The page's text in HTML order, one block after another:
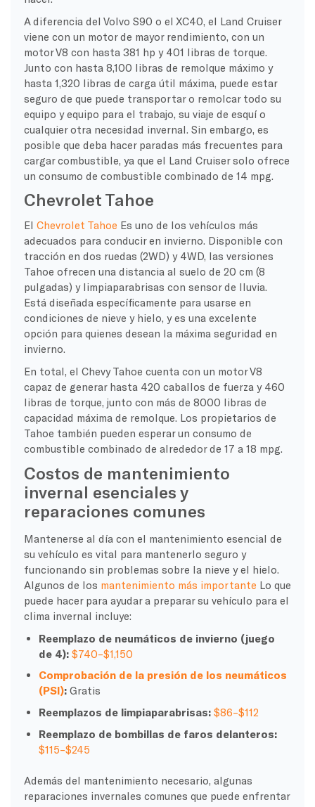
A diferencia del Volvo S90 o el XC40, el Land Cruiser
viene con un motor de mayor rendimiento, con un
motor V8 con hasta 381 hp y 401 libras de torque.
Junto con hasta 8,100 libras de remolque máximo y
hasta 1,320 libras de carga útil máxima, puede estar
seguro de que puede transportar o remolcar todo su
equipo y equipo para el trabajo, su viaje de esquí o
cualquier otra necesidad invernal. Sin embargo, es
posible que deba hacer paradas más frecuentes para
cargar combustible, ya que el Land Cruiser solo ofrece
un consumo de combustible combinado de 14 mpg.
Chevrolet Tahoe
El Chevrolet Tahoe Es uno de los vehículos más
adecuados para conducir en invierno. Disponible con
tracción en dos ruedas (2WD) y 4WD, las versiones
Tahoe ofrecen una distancia al suelo de 20 cm (8
pulgadas) y limpiaparabrisas con sensor de lluvia.
Está diseñada específicamente para usarse en
condiciones de nieve y hielo, y es una excelente
opción para quienes desean la máxima seguridad en
invierno.
En total, el Chevy Tahoe cuenta con un motor V8
capaz de generar hasta 420 caballos de fuerza y 460
libras de torque, junto con más de 8000 libras de
capacidad máxima de remolque. Los propietarios de
Tahoe también pueden esperar un consumo de
combustible combinado de alrededor de 17 a 18 mpg.
Costos de mantenimiento
invernal esenciales y
reparaciones comunes
Mantenerse al día con el mantenimiento esencial de
su vehículo es vital para mantenerlo seguro y
funcionando sin problemas sobre la nieve y el hielo.
Algunos de los mantenimiento más importante Lo que
puede hacer para ayudar a preparar su vehículo para el
clima invernal incluye:
Reemplazo de neumáticos de invierno (juego
de 4):$740–$1,150
Comprobación de la presión de los neumáticos
(PSI):Gratis
Reemplazos de limpiaparabrisas:$86–$112
Reemplazo de bombillas de faros delanteros:
$115–$245
Además del mantenimiento necesario, algunas
reparaciones invernales comunes que puede enfrentar